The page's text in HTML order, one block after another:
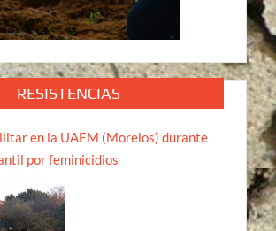
RESISTENCIAS
en la UAEM (Morelos) durante
por feminicidios